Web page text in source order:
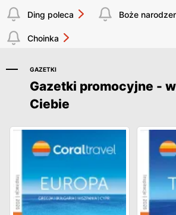
Ding poleca Boże
Choinka
GAZETKI
Gazetki promocyjne -
Ciebie